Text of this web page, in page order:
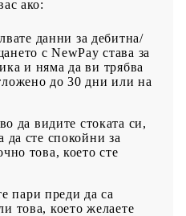
ако:
данни за дебитна/
с NewPay става за
и няма да ви трябва
до 30 дни или на
да видите стоката си,
да сте спокойни за
това, което сте
пари преди да са
това, което желаете